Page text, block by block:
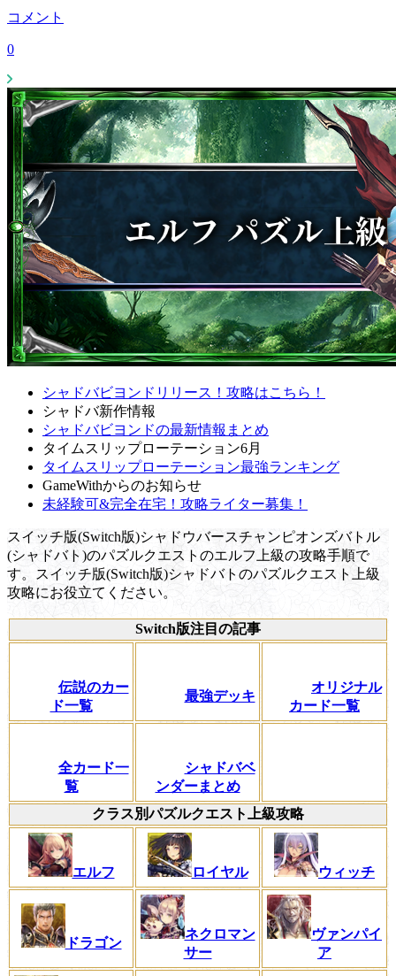
コメント
0
シャドバビヨンドリリース！攻略はこちら！
シャドバ新作情報
シャドバビヨンドの最新情報まとめ
タイムスリップローテーション6月
タイムスリップローテーション最強ランキング
GameWithからのお知らせ
未経験可&完全在宅！攻略ライター募集！
スイッチ版(Switch版)シャドウバースチャンピオンズバトル
(シャドバト)のパズルクエストのエルフ上級の攻略手順で
す。スイッチ版(Switch版)シャドバトのパズルクエスト上級
攻略にお役立てください。
Switch版注目の記事
伝説のカー
ド一覧
最強デッキ
オリジナル
カード一覧
全カード一
覧
シャドバベ
ンダーまとめ
クラス別パズルクエスト上級攻略
エルフ ロイヤル ウィッチ
ドラゴン
ネクロマン
サー
ヴァンパイ
ア